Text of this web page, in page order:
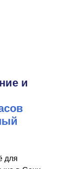
и
для